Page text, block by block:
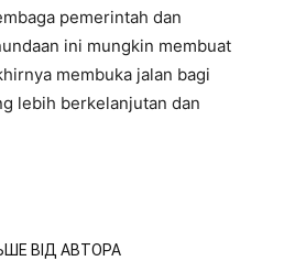
pemerintah dan
ini mungkin membuat
membuka jalan bagi
lebih berkelanjutan dan
ВІД АВТОРА